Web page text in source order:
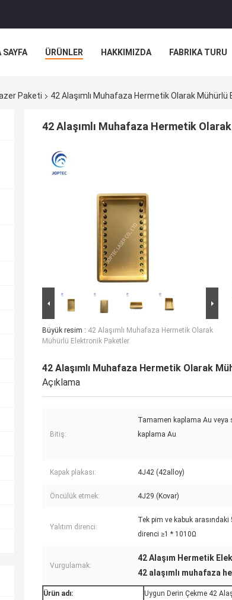
SAYFA ÜRÜNLER HAKKIMIZDA FABRIKA TURU
Paketi 42 Alaşımlı Muhafaza Hermetik Olarak
42 Alaşımlı Muhafaza Hermetik
Büyük resim : 42 Alaşımlı Muhafaza Hermetik Olarak
Mühürlü Elektronik Paketler
42 Alaşımlı Muhafaza Hermetik Olarak
Açıklama
Bitiş:
Tamamen kaplama Au veya
kaplama Au
Kapak plakası: 4J42 (42alloy)
Öncülük etmek: 4J29 (Kovar)
Yalıtım direnci:
Tek pim ve kabuk arasındaki
direnci ≥1 * 1010Ω
Vurgulamak:
42 Alaşım Hermetik
42 alaşımlı muhafaza
Ürün adı:
Uygun Derin Çekme 42